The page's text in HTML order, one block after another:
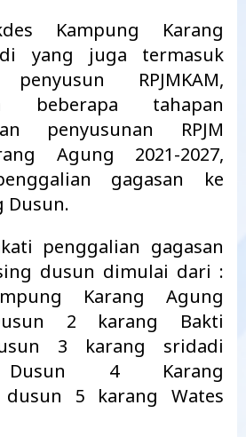
Kampung Karang
yang juga termasuk
RPJMKAM,
beberapa tahapan
penyusunan RPJM
Agung 2021-2027,
gagasan ke
Dusun.
penggalian gagasan
dusun dimulai dari :
Karang Agung
2 karang Bakti
3 karang sridadi
Dusun 4 Karang
dusun 5 karang Wates